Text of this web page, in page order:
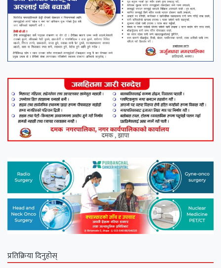
प्रतिक्रिया दिनुहोस्